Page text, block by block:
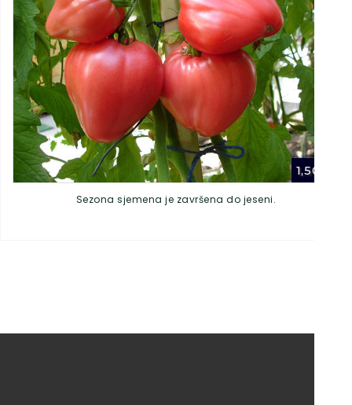
1,50
Sezona sjemena je završena do jeseni.